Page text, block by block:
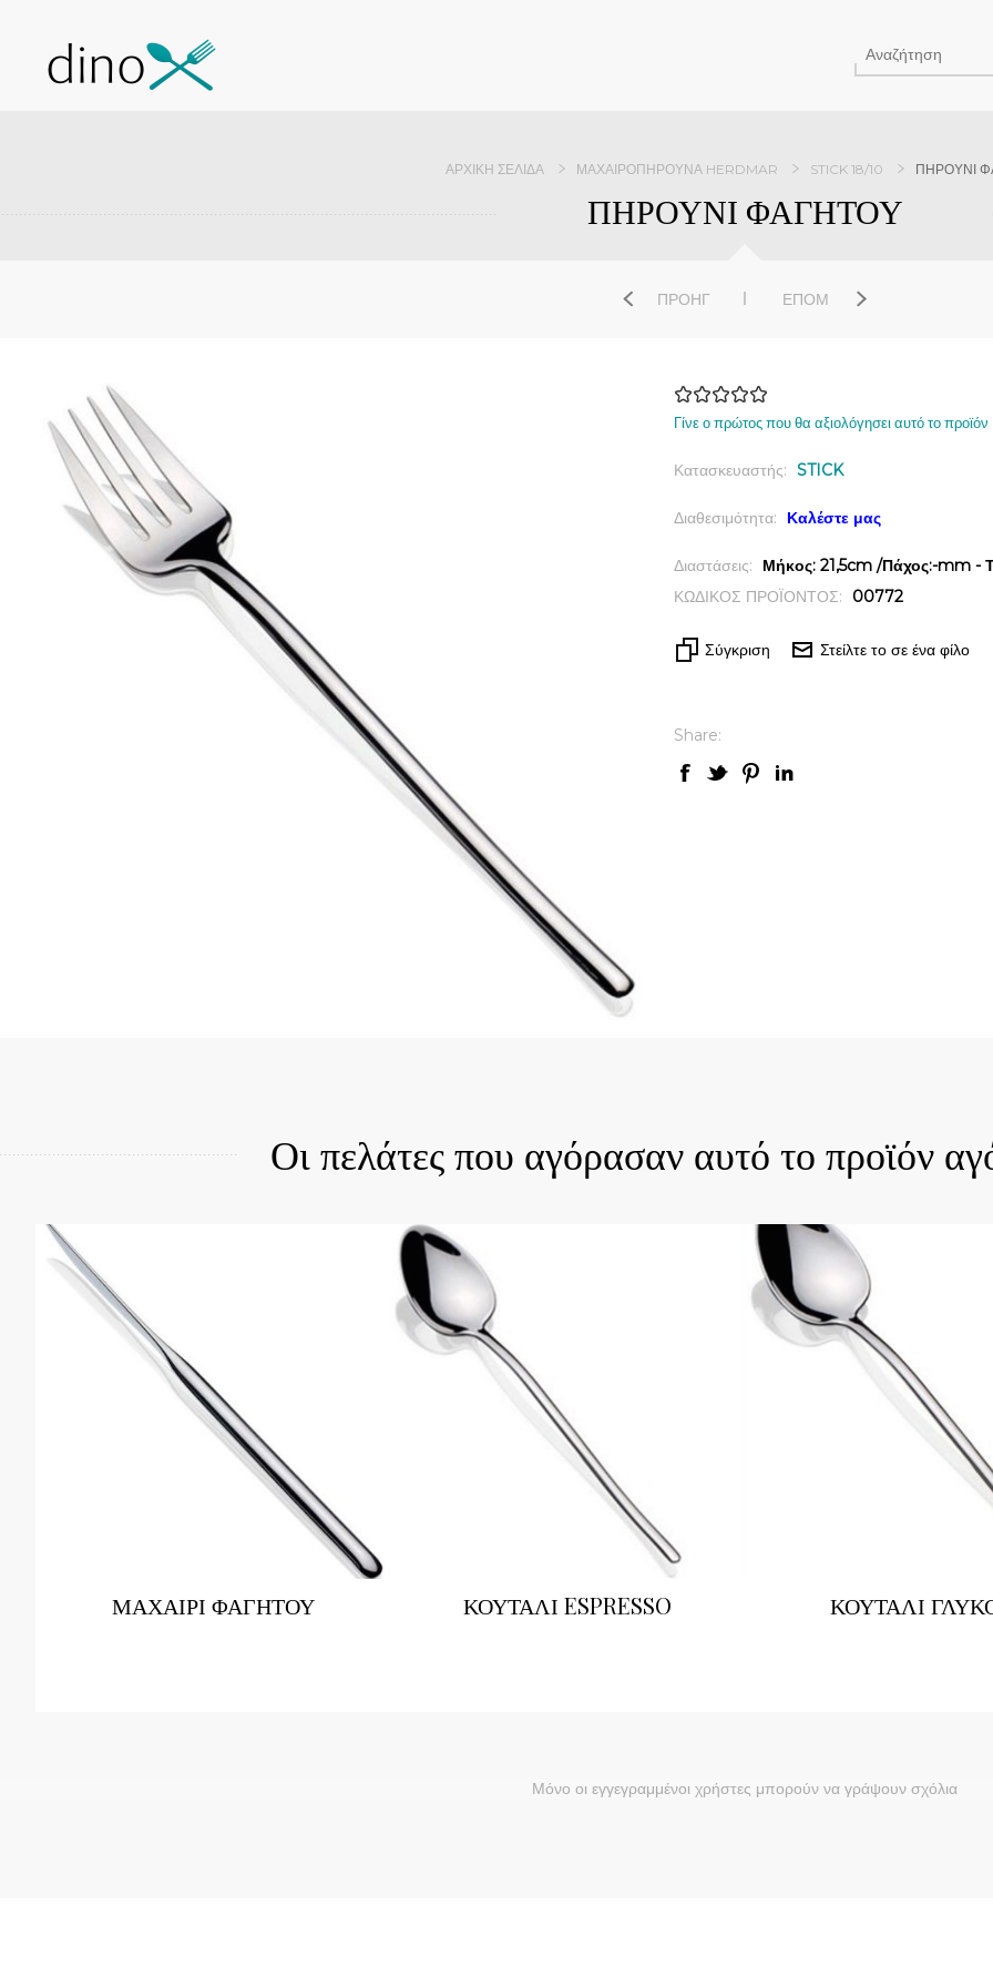
ΑΡΧΙΚΉ ΣΕΛΊΔΑ ΜΑΧΑΙΡΟΠΉΡΟΥΝΑ HERDMAR STICK 18/10 ΠΗΡΟΥΝΙ
ΠΗΡΟΥΝΙ ΦΑΓΗΤΟΥ
ΠΡΟΗΓ ΕΠΌΜ
Γίνε ο πρώτος που θα αξιολόγησει αυτό το προϊόν
Κατασκευαστής: STICK
Διαθεσιμότητα: Καλέστε μας
Διαστάσεις:
Μήκος: 21,5cm /Πάχος:-mm -
ΚΩΔΙΚΟΣ ΠΡΟΪΟΝΤΟΣ:
00772
Σύγκριση Στείλτε το σε ένα φίλο
Share:
Οι πελάτες που αγόρασαν αυτό το προϊόν
ΜΑΧΑΙΡΙ ΦΑΓΗΤΟΥ ΚΟΥΤΑΛΙ ESPRESSO ΚΟΥΤΑΛΙ
Μόνο οι εγγεγραμμένοι χρήστες μπορούν να γράψουν σχόλια